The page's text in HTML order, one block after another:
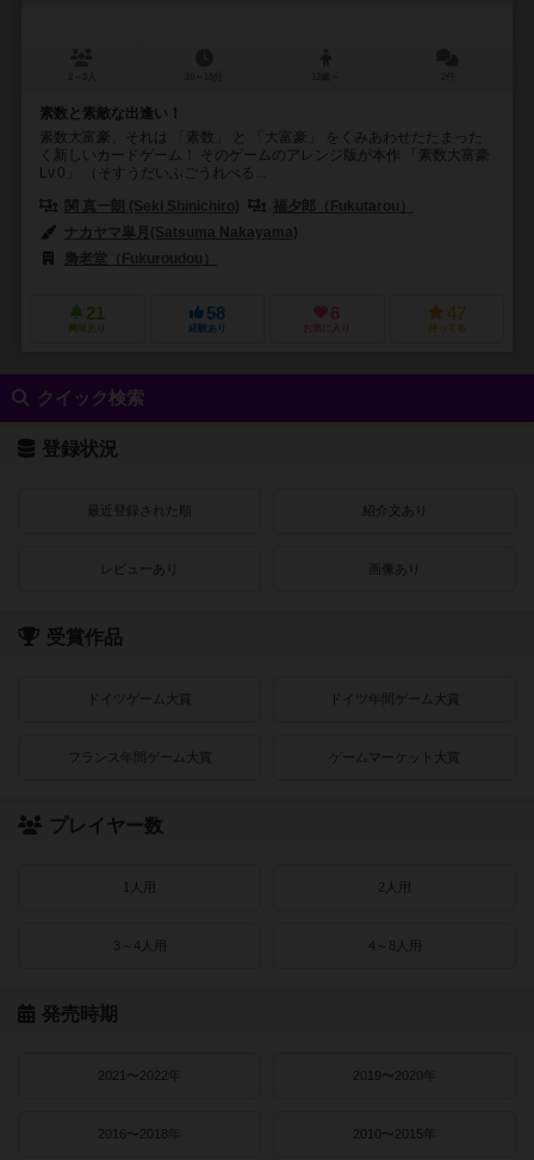
素数と素敵な出逢い！
素数大富豪、それは 「素数」 と 「大富豪」 をくみあわせたたまった
く新しいカードゲーム！ そのゲームのアレンジ版が本作 「素数大富豪
Lv.0」 （そすうだいふごうれべる...
関 真一朗 (Seki Shinichiro)
福夕郎（Fukutarou）
ナカヤマ皐月(Satsuma Nakayama)
梟老堂（Fukuroudou）
21
興味あり
58
経験あり
6
お気に入り
47
持ってる
クイック検索
登録状況
最近登録された順 紹介文あり
レビューあり 画像あり
受賞作品
ドイツゲーム大賞 ドイツ年間ゲーム大賞
フランス年間ゲーム大賞 ゲームマーケット大賞
プレイヤー数
1人用 2人用
3～4人用 4～8人用
発売時期
2021〜2022年 2019〜2020年
2016〜2018年 2010〜2015年